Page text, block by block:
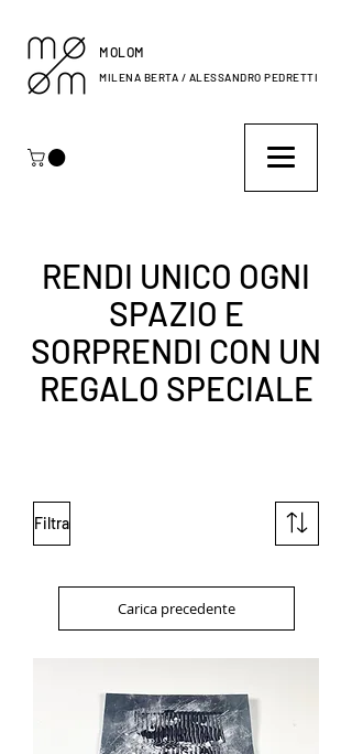
MOLOM
MILENA BERTA / ALESSANDRO PEDRETTI
RENDI UNICO OGNI
SPAZIO E
SORPRENDI CON UN
REGALO SPECIALE
Filtra
Carica precedente